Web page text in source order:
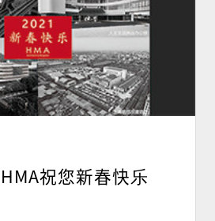
祝您新春快乐